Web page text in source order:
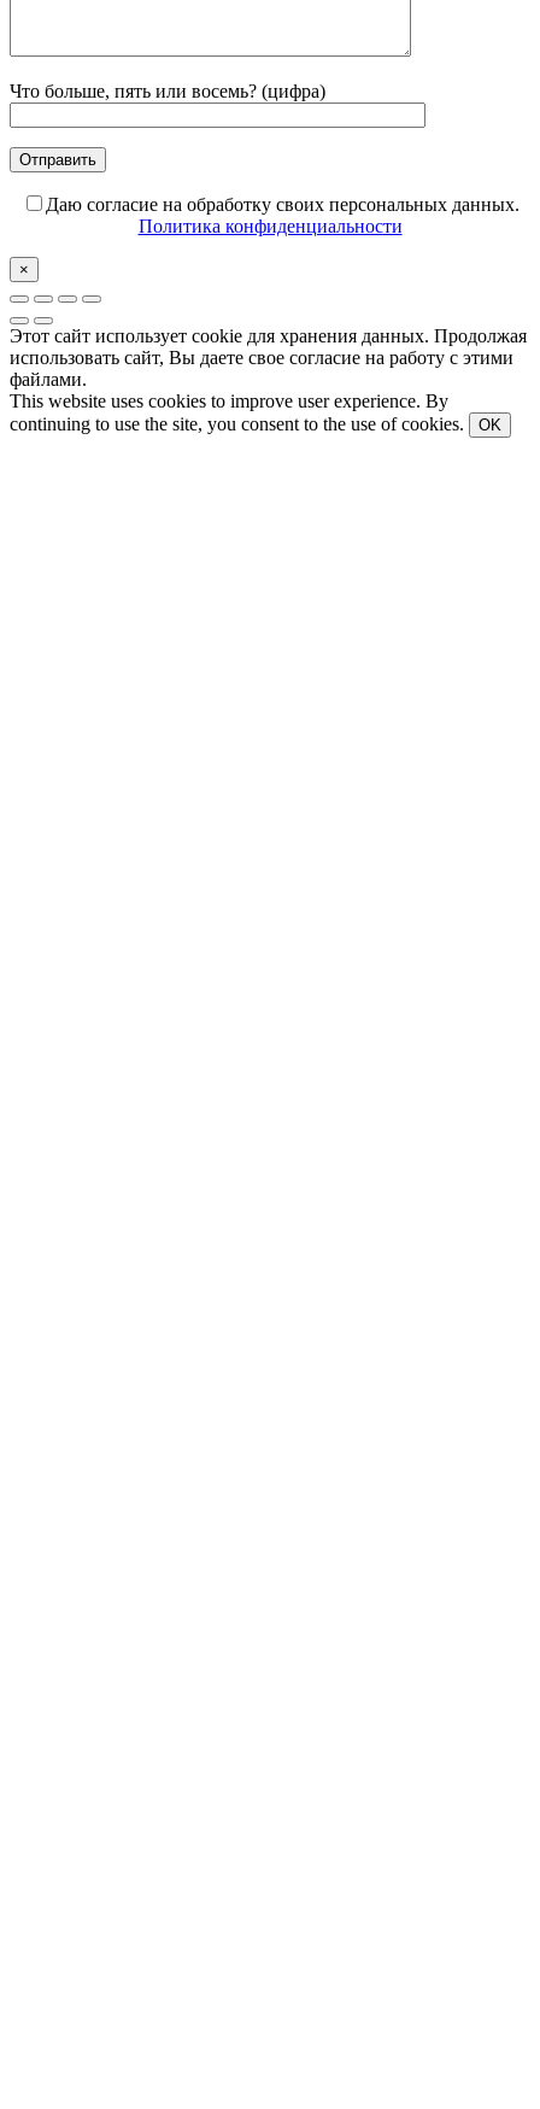
Что больше, пять или восемь? (цифра)
Даю согласие на обработку своих персональных данных.
Политика конфиденциальности
×
Этот сайт использует cookie для хранения данных. Продолжая
использовать сайт, Вы даете свое согласие на работу с этими
файлами.
This website uses cookies to improve user experience. By
continuing to use the site, you consent to the use of cookies.
OK